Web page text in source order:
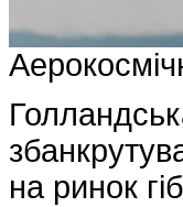
на ринок